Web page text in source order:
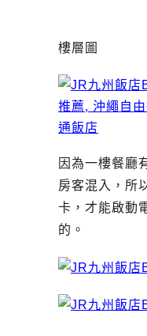
樓層圖
因為一樓餐廳
房客混入，所
卡，才能啟動
的。